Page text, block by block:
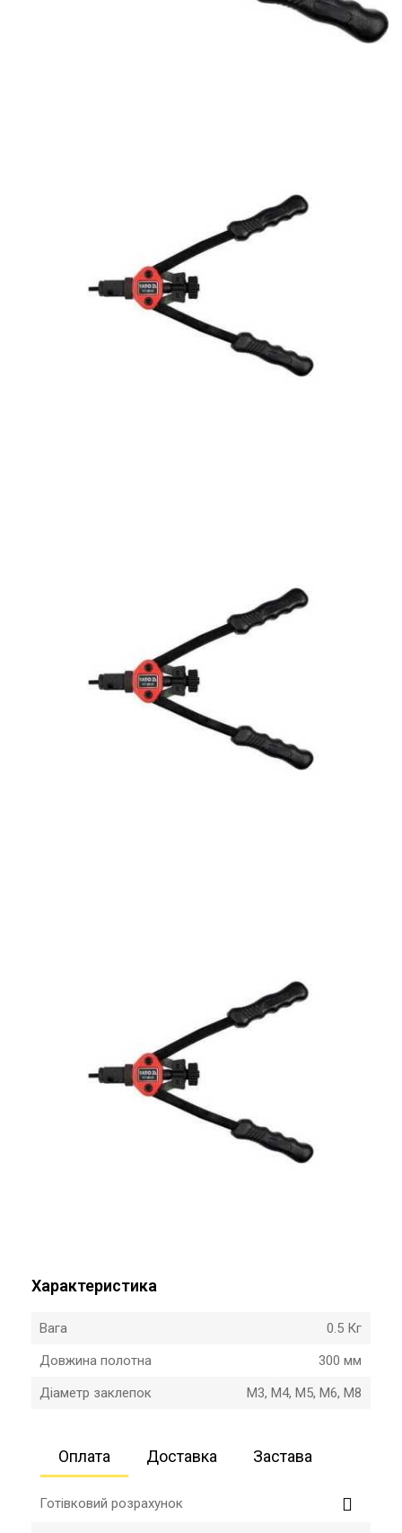
Характеристика
Вага
0.5 Кг
Довжина полотна
300 мм
Діаметр заклепок
M3, M4, M5, M6, M8
Оплата Доставка Застава
Готівковий розрахунок